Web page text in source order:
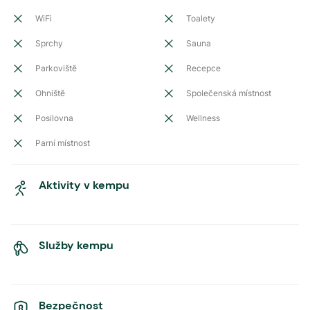
WiFi Toalety
Sprchy Sauna
Parkoviště Recepce
Ohniště Společenská místnost
Posilovna Wellness
Parní místnost
Aktivity v kempu
Služby kempu
Bezpečnost